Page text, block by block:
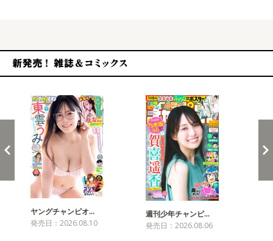
ヤングチャンピオ…
発売日：2026.08.10
週刊少年チャンピ…
発売日：2026.08.06